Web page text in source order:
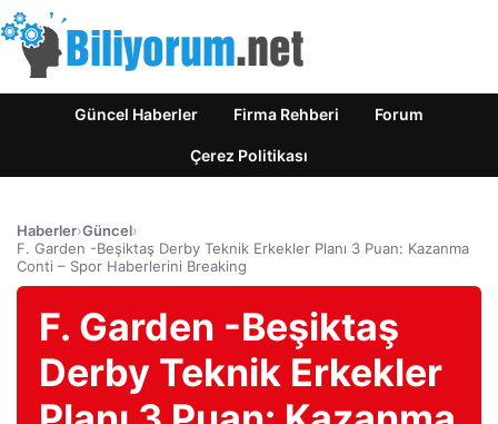
Güncel Haberler Firma Rehberi Forum
Çerez Politikası
Haberler›Güncel›
F. Garden -Beşiktaş Derby Teknik Erkekler Planı 3 Puan: Kazanma
Conti – Spor Haberlerini Breaking
F. Garden -Beşiktaş
Derby Teknik Erkekler